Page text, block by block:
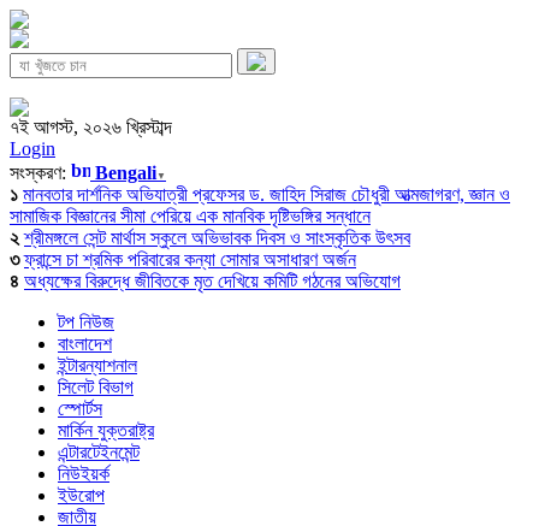
৭ই আগস্ট, ২০২৬ খ্রিস্টাব্দ
Login
সংস্করণ:
Bengali▼
১ মানবতার দার্শনিক অভিযাত্রী প্রফেসর ড. জাহিদ সিরাজ চৌধুরী আত্মজাগরণ, জ্ঞান ও
সামাজিক বিজ্ঞানের সীমা পেরিয়ে এক মানবিক দৃষ্টিভঙ্গির সন্ধানে
২ শ্রীমঙ্গলে সেন্ট মার্থাস স্কুলে অভিভাবক দিবস ও সাংস্কৃতিক উৎসব
৩ ফ্রান্সে চা শ্রমিক পরিবারের কন্যা সোমার অসাধারণ অর্জন
৪ অধ্যক্ষের বিরুদ্ধে জীবিতকে মৃত দেখিয়ে কমিটি গঠনের অভিযোগ
টপ নিউজ
বাংলাদেশ
ইন্টারন্যাশনাল
সিলেট বিভাগ
স্পোর্টস
মার্কিন যুক্তরাষ্ট্র
এন্টারটেইনমেন্ট
নিউইয়র্ক
ইউরোপ
জাতীয়